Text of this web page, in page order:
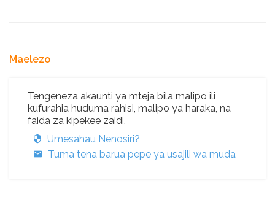
Maelezo
Tengeneza akaunti ya mteja bila malipo ili
kufurahia huduma rahisi, malipo ya haraka, na
faida za kipekee zaidi.
Umesahau Nenosiri?
Tuma tena barua pepe ya usajili wa muda